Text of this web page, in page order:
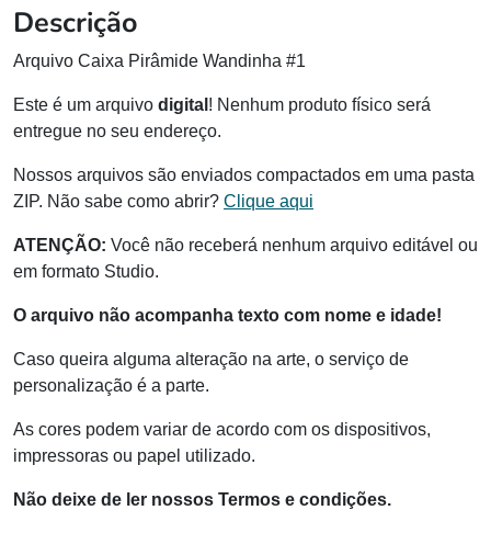
Descrição
Arquivo Caixa Pirâmide Wandinha #1
Este é um arquivo digital ! Nenhum produto físico será
entregue no seu endereço.
Nossos arquivos são enviados compactados em uma pasta
ZIP. Não sabe como abrir? Clique aqui
ATENÇÃO: Você não receberá nenhum arquivo editável ou
em formato Studio.
O arquivo não acompanha texto com nome e idade!
Caso queira alguma alteração na arte, o serviço de
personalização é a parte.
As cores podem variar de acordo com os dispositivos,
impressoras ou papel utilizado.
Não deixe de ler nossos Termos e condições.